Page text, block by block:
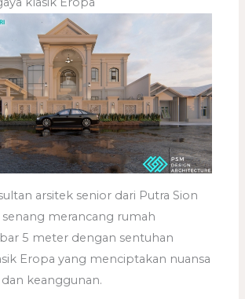
arsitek senior dari Putra Sion
senang merancang rumah
5 meter dengan sentuhan
Eropa yang menciptakan nuansa
keanggunan.